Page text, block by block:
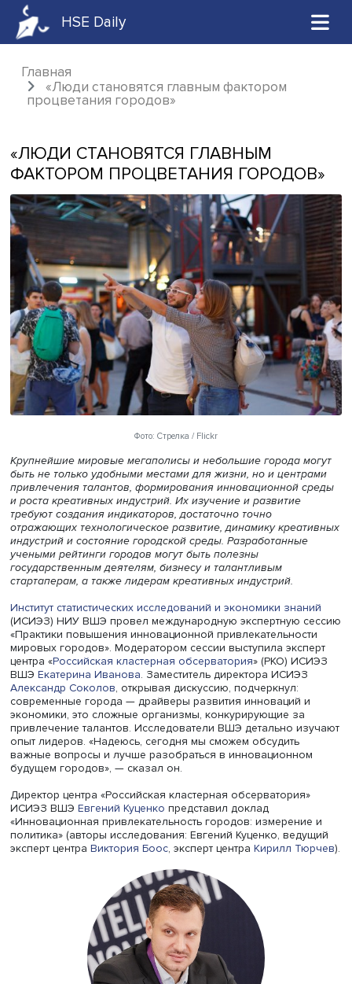
HSE Daily
Главная
«Люди становятся главным фактором
«ЛЮДИ СТАНОВЯТСЯ ГЛАВНЫМ
ФАКТОРОМ ПРОЦВЕТАНИЯ
Фото: Стрелка / Flickr
Крупнейшие мировые мегаполисы и небольшие города
быть не только удобными местами для жизни, но и
привлечения талантов, формирования инновационной
и роста креативных индустрий. Их изучение и развитие
требуют создания индикаторов, достаточно точно
отражающих технологическое развитие, динамику
индустрий и состояние городской среды.
учеными рейтинги городов могут быть полезны
государственным деятелям, бизнесу и талантливым
стартаперам, а также лидерам креативных индустрий.
Институт статистических исследований и экономики
(ИСИЭЗ) НИУ ВШЭ провел международную экспертную
«Практики повышения инновационной
мировых городов». Модератором сессии выступила
центра «Российская кластерная обсерватория» (РКО)
ВШЭЕкатерина Иванова. Заместитель директора
Александр Соколов, открывая дискуссию, подчеркнул:
современные города — драйверы развития инноваций
экономики, это сложные организмы, конкурирующие за
привлечение талантов. Исследователи ВШЭ детально
опыт лидеров. «Надеюсь, сегодня мы сможем обсудить
важные вопросы и лучше разобраться в
будущем городов», — сказал он.
Директор центра «Российская кластерная
Евгений Куценкопредставил доклад
«Инновационная привлекательность городов:
политика» (авторы исследования: Евгений Куценко,
эксперт центра Виктория Боос , эксперт центра